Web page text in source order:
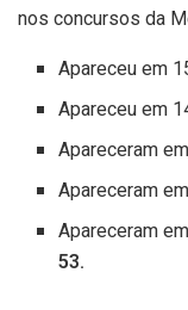
nos concursos da
Apareceu em
Apareceu em
Apareceram
Apareceram
Apareceram
53.